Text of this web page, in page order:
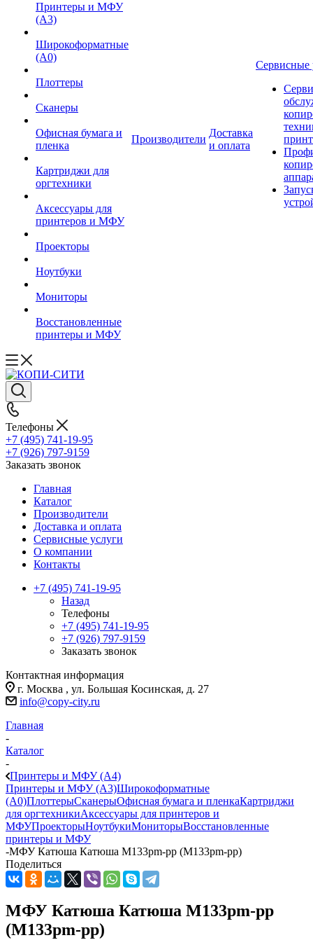
Принтеры и МФУ
(А3)
Широкоформатные
(А0)
Плоттеры
Сканеры
Офисная бумага и
пленка
Картриджи для
оргтехники
Аксессуары для
принтеров и МФУ
Проекторы
Ноутбуки
Мониторы
Восстановленные
принтеры и МФУ
Производители
Доставка
и оплата
Сервисные
Телефоны
+7 (495) 741-19-95
+7 (926) 797-9159
Заказать звонок
Главная
Каталог
Производители
Доставка и оплата
Сервисные услуги
О компании
Контакты
+7 (495) 741-19-95
Назад
Телефоны
+7 (495) 741-19-95
+7 (926) 797-9159
Заказать звонок
Контактная информация
г. Москва , ул. Большая Косинская, д. 27
info@copy-city.ru
Главная
-
Каталог
-
Принтеры и МФУ (А4)
Принтеры и МФУ (А3)Широкоформатные
(А0)ПлоттерыСканерыОфисная бумага и пленкаКартриджи
для оргтехникиАксессуары для принтеров и
МФУПроекторыНоутбукиМониторыВосстановленные
принтеры и МФУ
-МФУ Катюша Катюша M133pm-pp (M133pm-pp)
Поделиться
МФУ Катюша Катюша M133pm-pp
(M133pm-pp)